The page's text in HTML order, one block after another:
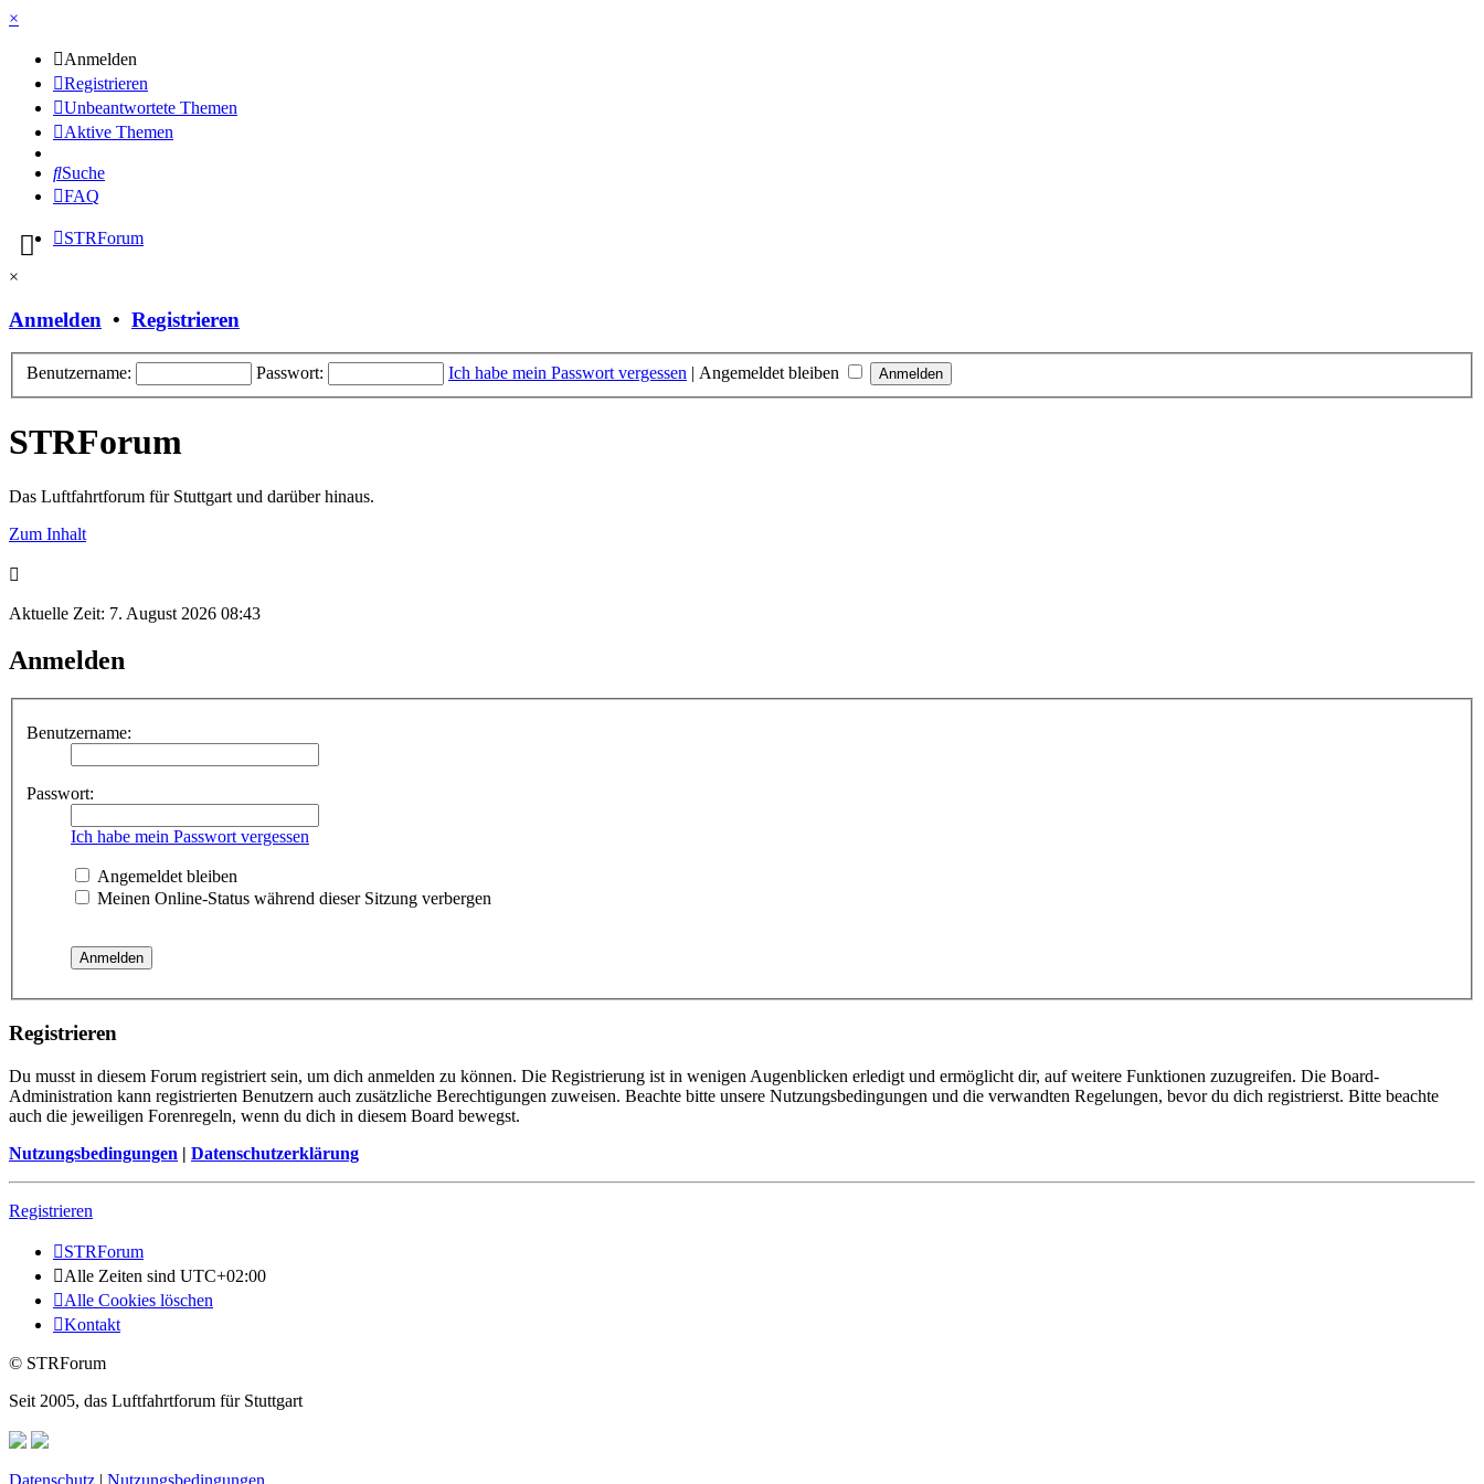
×
Anmelden
Registrieren
Unbeantwortete Themen
Aktive Themen
Suche
FAQ
STRForum
×
Anmelden • Registrieren
Benutzername: Passwort: Ich habe mein Passwort vergessen | Angemeldet bleiben
STRForum
Das Luftfahrtforum für Stuttgart und darüber hinaus.
Zum Inhalt
Aktuelle Zeit: 7. August 2026 08:43
Anmelden
Benutzername:
Passwort:
Ich habe mein Passwort vergessen
Angemeldet bleiben
Meinen Online-Status während dieser Sitzung verbergen
Registrieren
Du musst in diesem Forum registriert sein, um dich anmelden zu können. Die Registrierung ist in wenigen Augenblicken erledigt und ermöglicht dir, auf weitere Funktionen zuzugreifen. Die Board-
Administration kann registrierten Benutzern auch zusätzliche Berechtigungen zuweisen. Beachte bitte unsere Nutzungsbedingungen und die verwandten Regelungen, bevor du dich registrierst. Bitte beachte
auch die jeweiligen Forenregeln, wenn du dich in diesem Board bewegst.
Nutzungsbedingungen | Datenschutzerklärung
Registrieren
STRForum
Alle Zeiten sind UTC+02:00
Alle Cookies löschen
Kontakt
© STRForum
Seit 2005, das Luftfahrtforum für Stuttgart
Datenschutz | Nutzungsbedingungen